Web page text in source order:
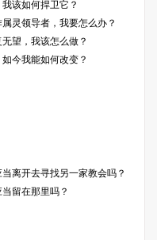
该如何捍卫它？
灵领导者，我要怎么办？
望，我该怎么做？
今我能如何改变？
离开去寻找另一家教会吗？
留在那里吗？